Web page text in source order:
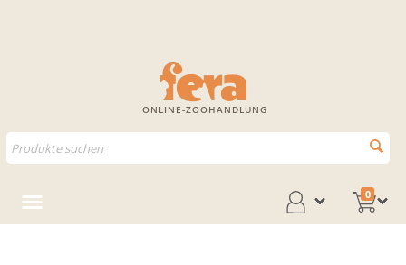
ONLINE-ZOOHANDLUNG
0